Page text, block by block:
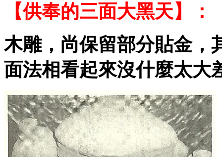
【供奉的三面大黑天】：
木雕，尚保留部分貼金，
面法相看起來沒什麼太大